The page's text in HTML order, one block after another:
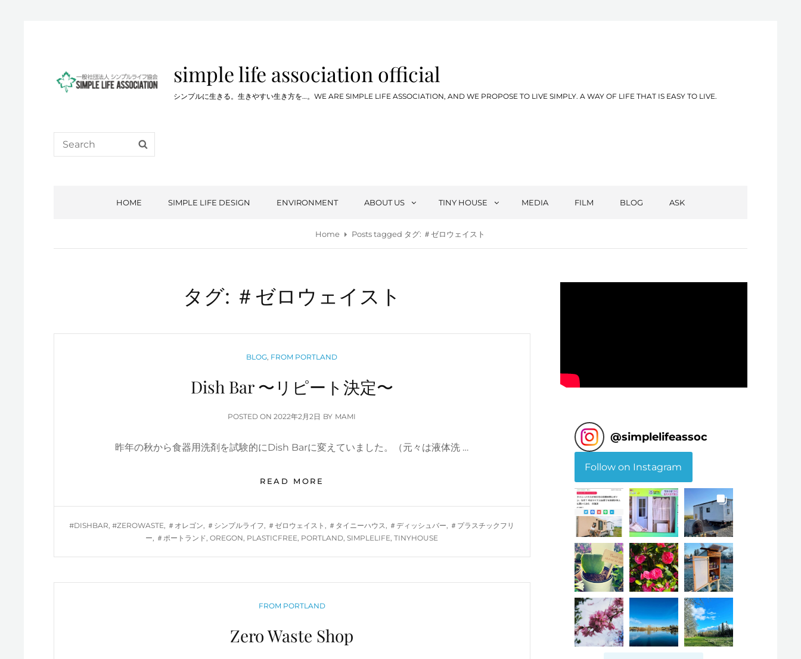
simple life association official
シンプルに生きる。生きやすい生き方を…。WE ARE SIMPLE LIFE ASSOCIATION, AND WE PROPOSE TO LIVE SIMPLY. A WAY OF LIFE THAT IS EASY TO LIVE.
Search
for:
HOME SIMPLE LIFE DESIGN ENVIRONMENT ABOUT US TINY HOUSE MEDIA FILM BLOG ASK
Home Posts tagged タグ: ＃ゼロウェイスト
タグ: ＃ゼロウェイスト
CATEGORIES
BLOG FROM PORTLAND
Dish Bar 〜リピート決定〜
POSTED ONPOSTED
2022年2月2日 BY MAMI
昨年の秋から食器用洗剤を試験的にDish Barに変えていました。（元々は液体洗 …
READ MORE
〜
ピ
ト
定〜
TAGS
#DISHBAR ,#ZEROWASTE ＃オレゴン ＃シンプルライフ ＃ゼロウェイスト ＃タイニーハウス ＃ディッシュバー
＃プラスチックフリ
ー
＃ポートランド ,OREGON PLASTICFREE PORTLAND ,SIMPLELIFE ,TINYHOUSE
CATEGORIES
FROM PORTLAND
Zero Waste Shop
@simplelifeassoc
Follow on Instagram